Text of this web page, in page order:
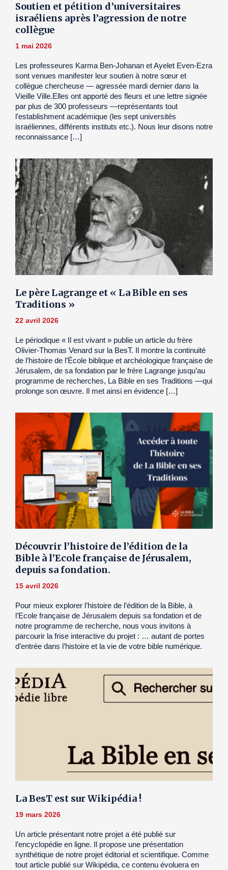
Soutien et pétition d’universitaires
israéliens après l’agression de notre
collègue
1 mai 2026
Les professeures Karma Ben-Johanan et Ayelet Even-Ezra
sont venues manifester leur soutien à notre sœur et
collègue chercheuse — agressée mardi dernier dans la
Vieille Ville.Elles ont apporté des fleurs et une lettre signée
par plus de 300 professeurs —représentants tout
l’establishment académique (les sept universités
israéliennes, différents instituts etc.). Nous leur disons notre
reconnaissance […]
Le père Lagrange et « La Bible en ses
Traditions »
22 avril 2026
Le périodique « Il est vivant » publie un article du frère
Olivier-Thomas Venard sur la BesT. Il montre la continuité
de l’histoire de l’École biblique et archéologique française de
Jérusalem, de sa fondation par le frère Lagrange jusqu’au
programme de recherches, La Bible en ses Traditions —qui
prolonge son œuvre. Il met ainsi en évidence […]
Découvrir l’histoire de l’édition de la
Bible à l’Ecole française de Jérusalem,
depuis sa fondation.
15 avril 2026
Pour mieux explorer l’histoire de l’édition de la Bible, à
l’Ecole française de Jérusalem depuis sa fondation et de
notre programme de recherche, nous vous invitons à
parcourir la frise interactive du projet : … autant de portes
d’entrée dans l’histoire et la vie de votre bible numérique.
La BesT est sur Wikipédia !
19 mars 2026
Un article présentant notre projet a été publié sur
l’encyclopédie en ligne. Il propose une présentation
synthétique de notre projet éditorial et scientifique. Comme
tout article publié sur Wikipédia, ce contenu évoluera en